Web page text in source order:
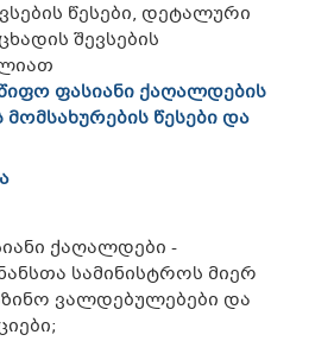
წესები, დეტალური
შევსების
ფასიანი ქაღალდების
წესები და
ქაღალდები -
სამინისტროს მიერ
ვალდებულებები და